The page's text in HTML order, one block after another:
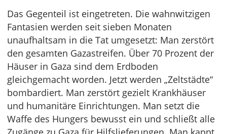
Das Gegenteil ist eingetreten. Die wahnwitzigen
Fantasien werden seit sieben Monaten
unaufhaltsam in die Tat umgesetzt: Man zerstört
den gesamten Gazastreifen. Über 70 Prozent der
Häuser in Gaza sind dem Erdboden
gleichgemacht worden. Jetzt werden „Zeltstädte“
bombardiert. Man zerstört gezielt Krankhäuser
und humanitäre Einrichtungen. Man setzt die
Waffe des Hungers bewusst ein und schließt alle